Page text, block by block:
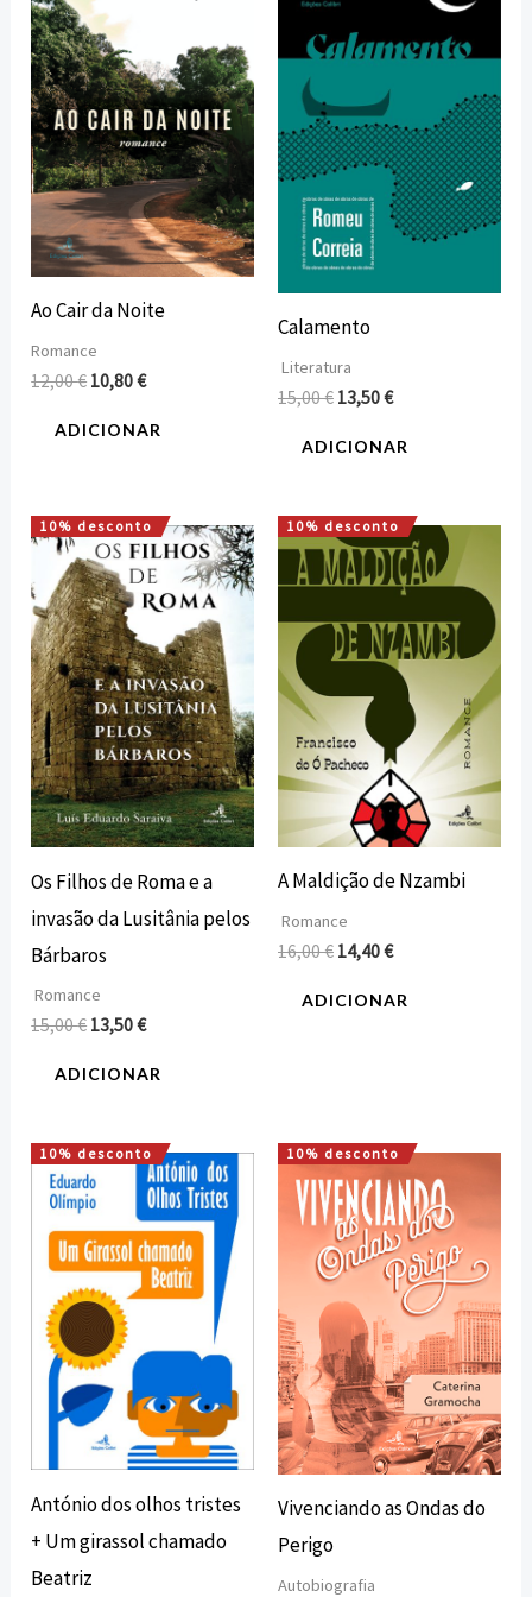
Ao Cair da Noite
Romance
12,00€
original
era:
12,00 €.
10,80€
10,80 €.
ADICIONAR
Calamento
Literatura
15,00€
original
era:
15,00 €.
13,50€
é:
13,50 €.
ADICIONAR
10% desconto
Os Filhos de Roma e a
invasão da Lusitânia pelos
Bárbaros
Romance
15,00€
O
preço
original
era:
15,00 €.
13,50€
O
preço
atual
é:
13,50 €.
ADICIONAR
10% desconto
A Maldição de Nzambi
Romance
16,00€
O
preço
original
16,00 €.
14,40€
O
preço
atual
é:
14,40 €.
ADICIONAR
10% desconto
António dos olhos tristes
+ Um girassol chamado
Beatriz
O
preço
original
era:
10,00 €.
O
preço
atual
é:
9,00 €.
10% desconto
Vivenciando as Ondas do
Perigo
Autobiografia
O
preço
original
era:
20,00 €.
O
preço
atual
é:
18,00 €.